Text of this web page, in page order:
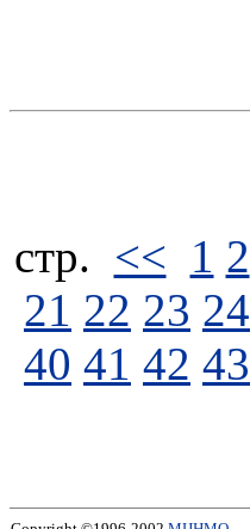
стp. << 1 2
21 22 23 24
40 41 42 43